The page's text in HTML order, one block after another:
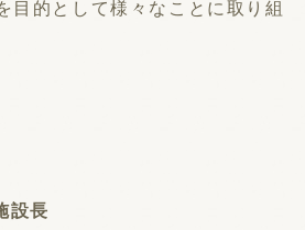
目的として様々なことに取り組
設長